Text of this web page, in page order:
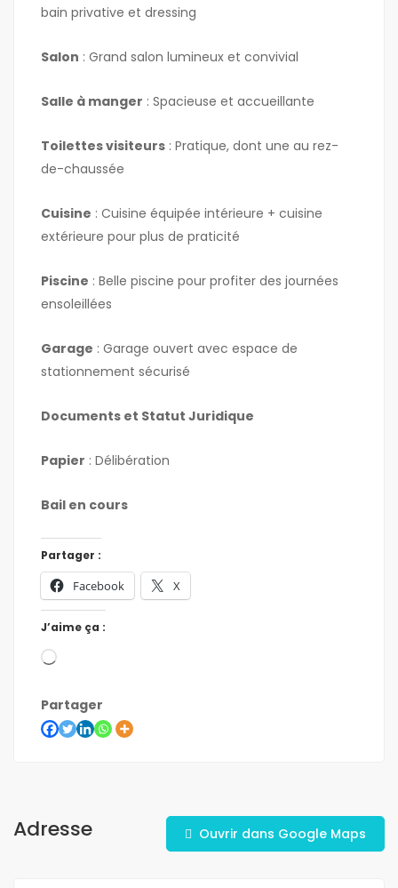
bain privative et dressing
Salon : Grand salon lumineux et convivial
Salle à manger : Spacieuse et accueillante
Toilettes visiteurs : Pratique, dont une au rez-
de-chaussée
Cuisine : Cuisine équipée intérieure + cuisine
extérieure pour plus de praticité
Piscine : Belle piscine pour profiter des journées
ensoleillées
Garage : Garage ouvert avec espace de
stationnement sécurisé
Documents et Statut Juridique
Papier : Délibération
Bail en cours
Partager :
Facebook X
J’aime ça :
Partager
Adresse Ouvrir dans Google Maps